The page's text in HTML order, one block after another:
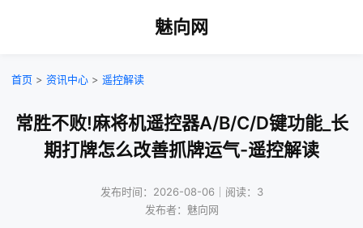
魅向网
首页 > 资讯中心 > 遥控解读
常胜不败!麻将机遥控器A/B/C/D键功能_长
期打牌怎么改善抓牌运气-遥控解读
发布时间：2026-08-06｜阅读：3
发布者：魅向网